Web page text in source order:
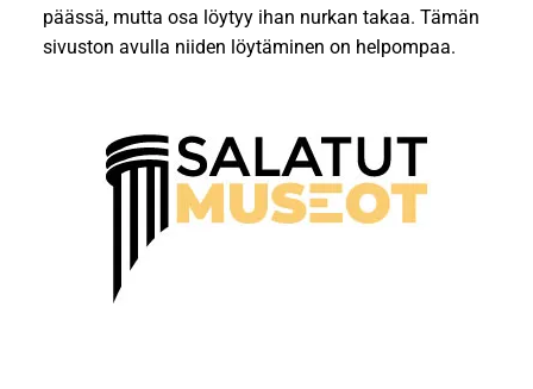
päässä, mutta osa löytyy ihan nurkan takaa. Tämän
sivuston avulla niiden löytäminen on helpompaa.